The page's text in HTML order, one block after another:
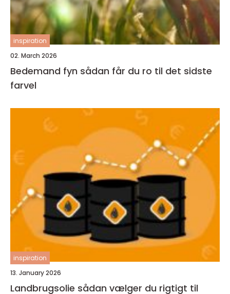
inspiration
02. March 2026
Bedemand fyn sådan får du ro til det sidste
farvel
inspiration
13. January 2026
Landbrugsolie sådan vælger du rigtigt til